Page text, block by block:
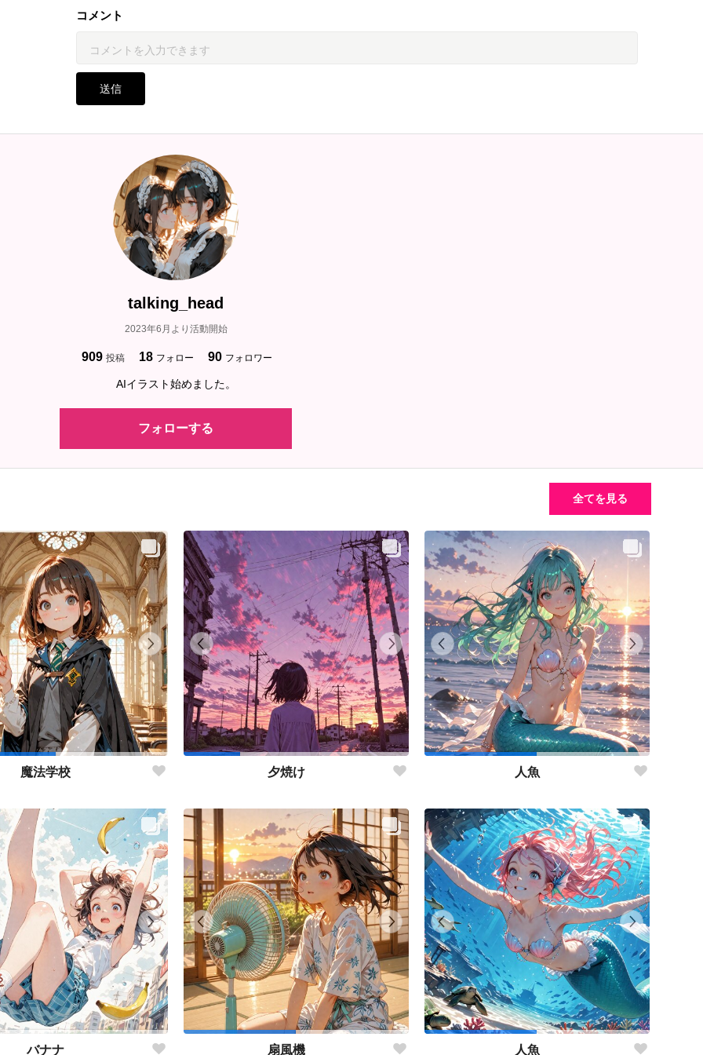
コメント
送信
talking_head
2023年6月より活動開始
909 投稿 18 フォロー 90 フォロワー
AIイラスト始めました。
フォローする
全てを見る
魔法学校 夕焼け 人魚
バナナ 扇風機 人魚